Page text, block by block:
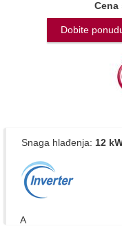
Cena
Dobite
Snaga hlađenja: 12
A